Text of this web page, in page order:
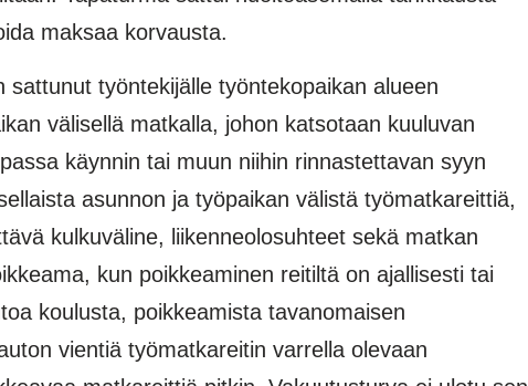
maksaa korvausta.
työntekijälle työntekopaikan alueen
välisellä matkalla, johon katsotaan kuuluvan
käynnin tai muun niihin rinnastettavan syyn
asunnon ja työpaikan välistä työmatkareittiä,
kulkuväline, liikenneolosuhteet sekä matkan
kun poikkeaminen reitiltä on ajallisesti tai
koulusta, poikkeamista tavanomaisen
vientiä työmatkareitin varrella olevaan